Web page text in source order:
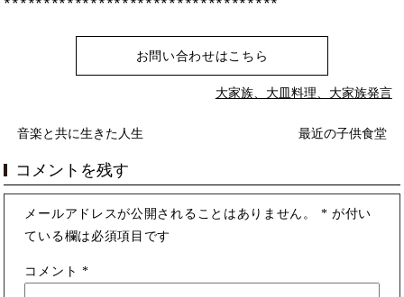
お問い合わせはこちら
大家族、大皿料理、大家族発言
音楽と共に生きた人生 最近の子供食堂
コメントを残す
メールアドレスが公開されることはありません。 * が付い
ている欄は必須項目です
コメント *